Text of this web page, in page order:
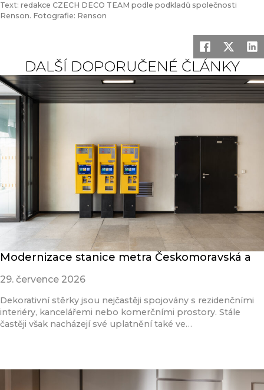
Text: redakce CZECH DECO TEAM podle podkladů společnosti
Renson. Fotografie: Renson
DALŠÍ DOPORUČENÉ ČLÁNKY
Modernizace stanice metra Českomoravská a
29. července 2026
Dekorativní stěrky jsou nejčastěji spojovány s rezidenčními
interiéry, kancelářemi nebo komerčními prostory. Stále
častěji však nacházejí své uplatnění také ve…